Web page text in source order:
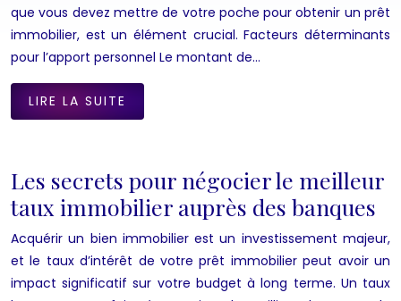
que vous devez mettre de votre poche pour obtenir un prêt
immobilier, est un élément crucial. Facteurs déterminants
pour l’apport personnel Le montant de…
LIRE LA SUITE
Les secrets pour négocier le meilleur
taux immobilier auprès des banques
Acquérir un bien immobilier est un investissement majeur,
et le taux d’intérêt de votre prêt immobilier peut avoir un
impact significatif sur votre budget à long terme. Un taux